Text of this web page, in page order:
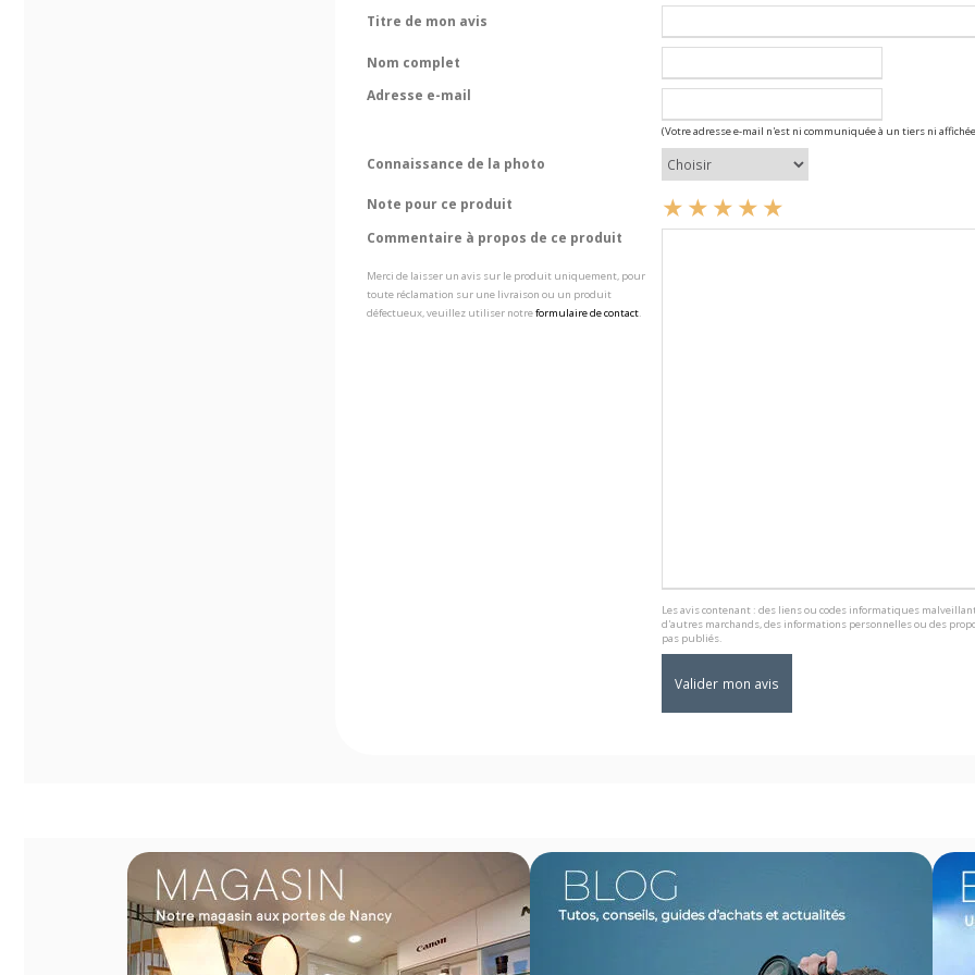
Titre de mon avis
Nom complet
Adresse e-mail
(Votre adresse e-mail n'est ni communiquée à un tiers ni
Connaissance de la photo
Note pour ce produit
Commentaire à propos de ce produit
Merci de laisser un avis sur le produit uniquement, pour
toute réclamation sur une livraison ou un produit
défectueux, veuillez utiliser notreformulaire de contact.
Les avis contenant : des liens ou codes informatiques
d'autres marchands, des informations personnelles ou des
pas publiés.